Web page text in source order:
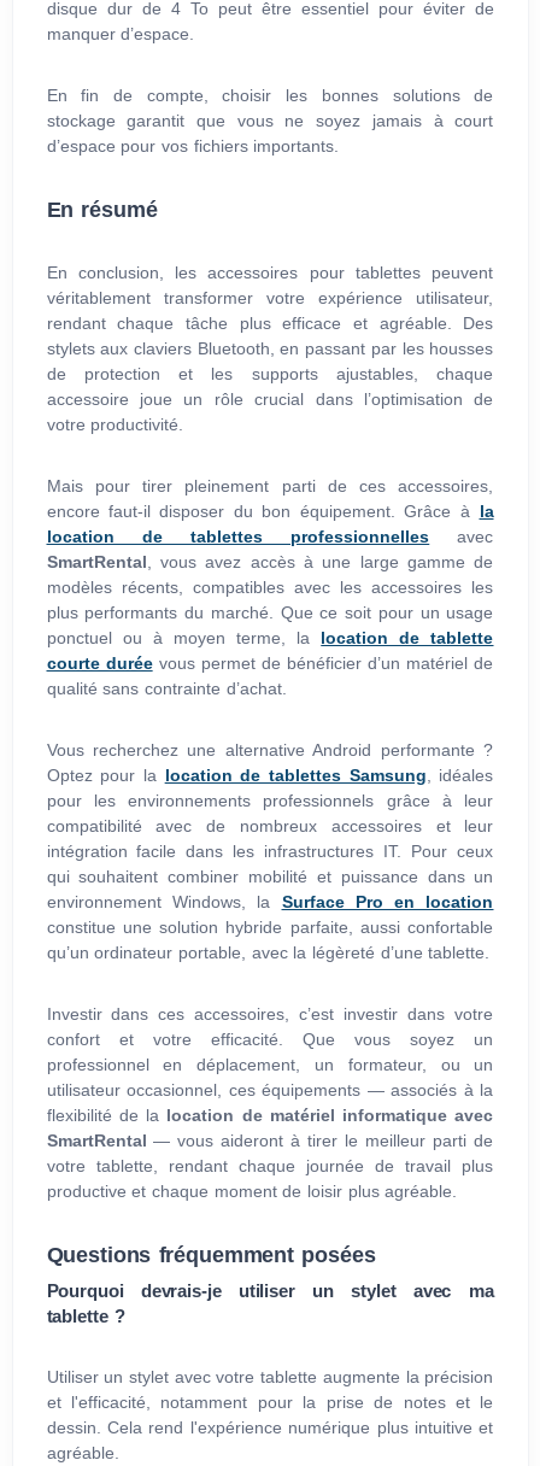
disque dur de 4 To peut être essentiel pour éviter de
manquer d’espace.
En fin de compte, choisir les bonnes solutions de
stockage garantit que vous ne soyez jamais à court
d’espace pour vos fichiers importants.
En résumé
En conclusion, les accessoires pour tablettes peuvent
véritablement transformer votre expérience utilisateur,
rendant chaque tâche plus efficace et agréable. Des
stylets aux claviers Bluetooth, en passant par les housses
de protection et les supports ajustables, chaque
accessoire joue un rôle crucial dans l’optimisation de
votre productivité.
Mais pour tirer pleinement parti de ces accessoires,
encore faut-il disposer du bon équipement. Grâce à la
location de tablettes professionnelles avec
SmartRental, vous avez accès à une large gamme de
modèles récents, compatibles avec les accessoires les
plus performants du marché. Que ce soit pour un usage
ponctuel ou à moyen terme, la location de tablette
courte duréevous permet de bénéficier d’un matériel de
qualité sans contrainte d’achat.
Vous recherchez une alternative Android performante ?
Optez pour la location de tablettes Samsung, idéales
pour les environnements professionnels grâce à leur
compatibilité avec de nombreux accessoires et leur
intégration facile dans les infrastructures IT. Pour ceux
qui souhaitent combiner mobilité et puissance dans un
environnement Windows, la Surface Pro en location
constitue une solution hybride parfaite, aussi confortable
qu’un ordinateur portable, avec la légèreté d’une tablette.
Investir dans ces accessoires, c’est investir dans votre
confort et votre efficacité. Que vous soyez un
professionnel en déplacement, un formateur, ou un
utilisateur occasionnel, ces équipements — associés à la
flexibilité de la location de matériel informatique avec
SmartRental — vous aideront à tirer le meilleur parti de
votre tablette, rendant chaque journée de travail plus
productive et chaque moment de loisir plus agréable.
Questions fréquemment posées
Pourquoi devrais-je utiliser un stylet avec ma
tablette ?
Utiliser un stylet avec votre tablette augmente la précision
et l'efficacité, notamment pour la prise de notes et le
dessin. Cela rend l'expérience numérique plus intuitive et
agréable.